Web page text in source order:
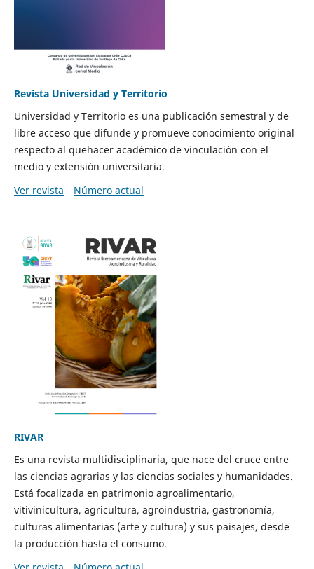
Revista Universidad y Territorio
Universidad y Territorio es una publicación semestral y de
libre acceso que difunde y promueve conocimiento original
respecto al quehacer académico de vinculación con el
medio y extensión universitaria.
Ver revista
Número actual
RIVAR
Es una revista multidisciplinaria, que nace del cruce entre
las ciencias agrarias y las ciencias sociales y humanidades.
Está focalizada en patrimonio agroalimentario,
vitivinicultura, agricultura, agroindustria, gastronomía,
culturas alimentarias (arte y cultura) y sus paisajes, desde
la producción hasta el consumo.